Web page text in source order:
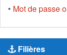
• Mot de passe
Filières